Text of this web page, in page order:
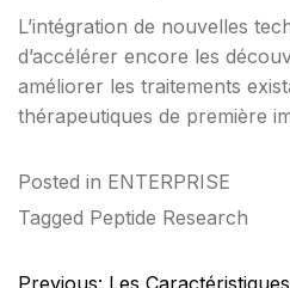
L’intégration de nouvelles
d’accélérer encore les
améliorer les traitements
thérapeutiques de première
Posted in ENTERPRISE
Tagged Peptide Research
Previous: Les